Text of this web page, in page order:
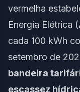
vermelha
Energia Elétrica
cada 100 kWh
setembro de
bandeira
escassez